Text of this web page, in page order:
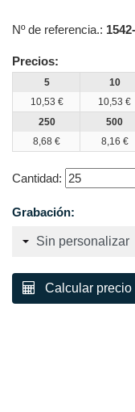
Nº de referencia.:
Precios:
5
10,53 €
10
10,53 €
250
8,68 €
500
8,16 €
Cantidad:
Grabación:
Calcular precio